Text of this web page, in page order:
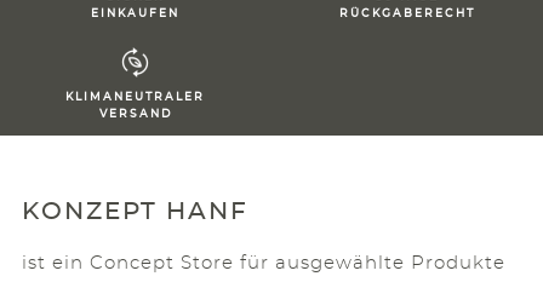
EINKAUFEN
RÜCKGABERECHT
KLIMANEUTRALER
VERSAND
KONZEPT HANF
ist ein Concept Store für ausgewählte Produkte